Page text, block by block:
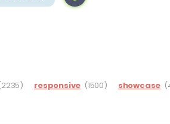
responsive (1500) showcase